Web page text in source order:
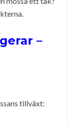
–
tillväxt: